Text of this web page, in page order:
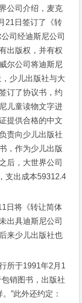
公司介绍，麦克
21日签订了《转
司经迪斯尼公司
出版权，并有权
尔公司将迪斯尼
少儿出版社与大
订了协议书，约
儿童读物文字进
提供合格的中文
责向少儿出版社
，作为少儿出版
后，大世界公司
支出成本59312.4
将《转让简体
出具迪斯尼公司
来少儿出版社也
于1991年2月1
销图书，出版社
”此外还约定：